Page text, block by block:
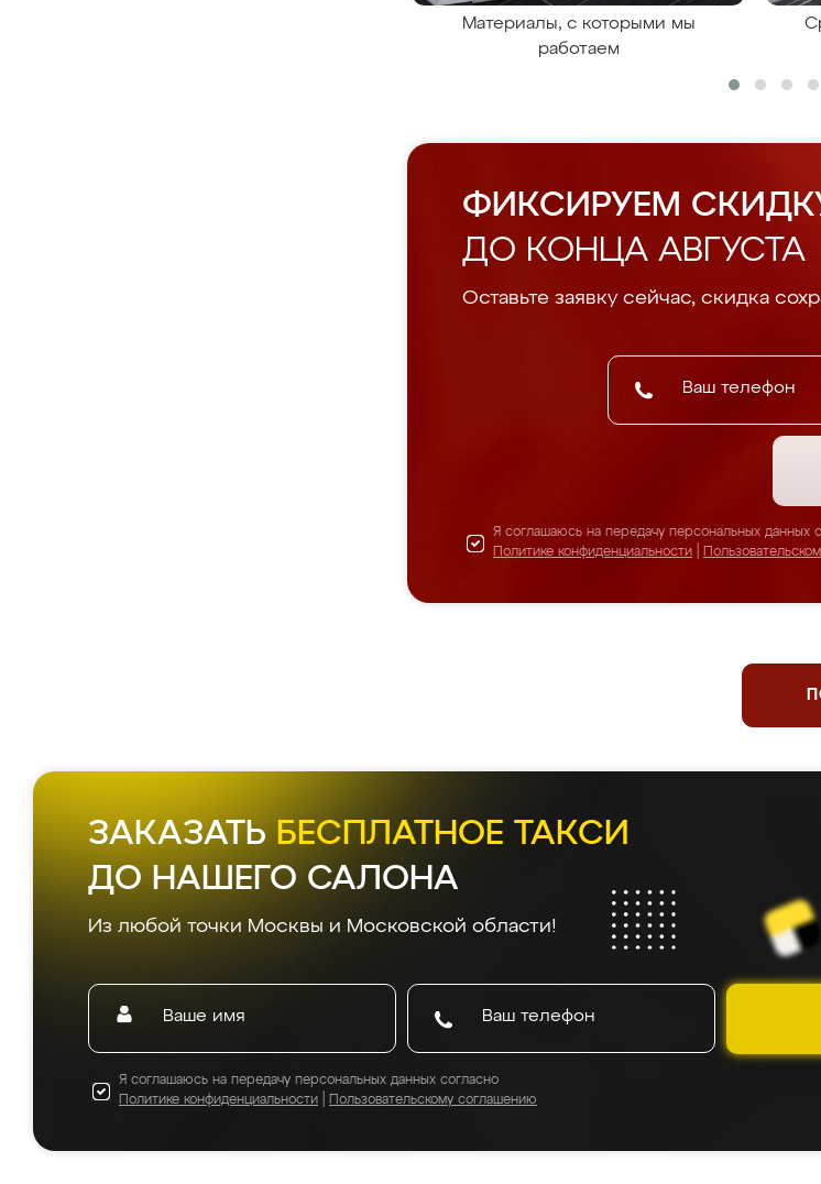
Материалы, с которыми мы
работаем
ФИКСИРУЕМ
ДО КОНЦА АВГУСТА
Оставьте заявку сейчас, скидка
Я соглашаюсь на передачу персональных данных
Политике конфиденциальности
ЗАКАЗАТЬ БЕСПЛАТНОЕ ТАКСИ
ДО НАШЕГО САЛОНА
Из любой точки Москвы и Московской области!
Я соглашаюсь на передачу персональных данных согласно
Политике конфиденциальности
Пользовательскому соглашению